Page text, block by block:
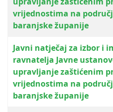
vrijednostima na
baranjske županije
Javni natječaj za izbor i
ravnatelja Javne
upravljanje zaštićenim
vrijednostima na
baranjske županije